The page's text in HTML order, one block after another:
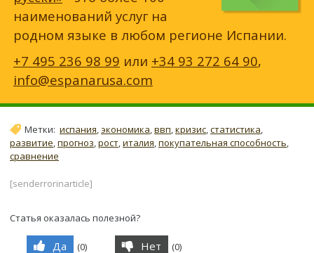
наименований услуг на
родном языке в любом регионе Испании.
+7 495 236 98 99 или +34 93 272 64 90,
info@espanarusa.com
Метки: испания экономика ввп кризис статистика
развитие,прогноз,рост,италия,покупательная способность,
сравнение
[senderrorinarticle]
Статья оказалась полезной?
Да (0) Нет (0)